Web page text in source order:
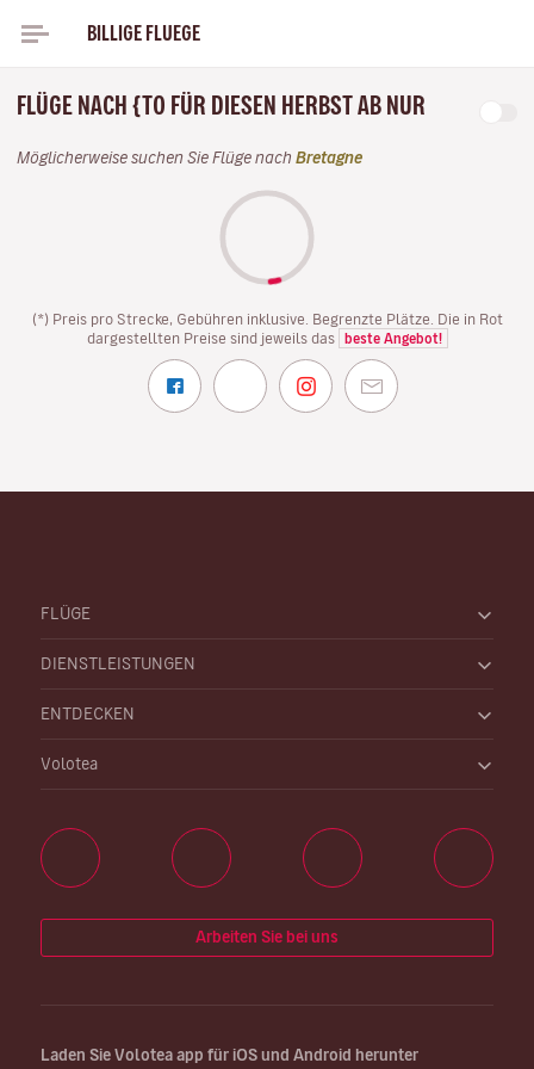
BILLIGE FLUEGE
FLÜGE NACH {TO FÜR DIESEN HERBST AB NUR
Möglicherweise suchen Sie Flüge nach Bretagne
(*) Preis pro Strecke, Gebühren inklusive. Begrenzte Plätze. Die in Rot
dargestellten Preise sind jeweils das
beste Angebot!
FLÜGE
DIENSTLEISTUNGEN
ENTDECKEN
Volotea
Arbeiten Sie bei uns
Laden Sie Volotea app für iOS und Android herunter